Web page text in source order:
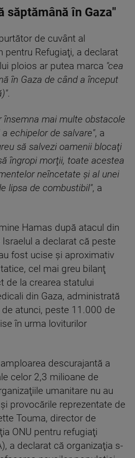
săptămână în Gaza"
de cuvânt al
pentru Refugiaţi, a declarat
ploios ar putea marca "cea
în Gaza de când a început
.
însemna mai multe obstacole
echipelor de salvare", a
să salvezi oamenii blocaţi
îngropi morţii, toate acestea
neîncetate şi al unei
lipsa de combustibil", a
Hamas după atacul din
a declarat că peste
fost ucise şi aproximativ
cel mai greu bilanţ
de la crearea statului
din Gaza, administrată
atunci, peste 11.000 de
în urma loviturilor
descurajantă a
celor 2,3 milioane de
umanitare nu au
provocările reprezentate de
Touma, director de
ONU pentru refugiaţi
a declarat că organizaţia s-